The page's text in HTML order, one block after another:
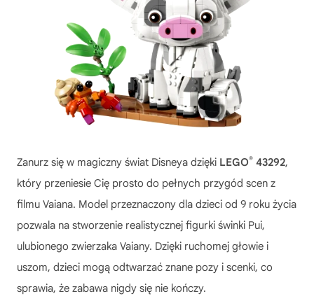
Zanurz się w magiczny świat Disneya dzięki LEGO® 43292,
który przeniesie Cię prosto do pełnych przygód scen z
filmu Vaiana. Model przeznaczony dla dzieci od 9 roku życia
pozwala na stworzenie realistycznej figurki świnki Pui,
ulubionego zwierzaka Vaiany. Dzięki ruchomej głowie i
uszom, dzieci mogą odtwarzać znane pozy i scenki, co
sprawia, że zabawa nigdy się nie kończy.